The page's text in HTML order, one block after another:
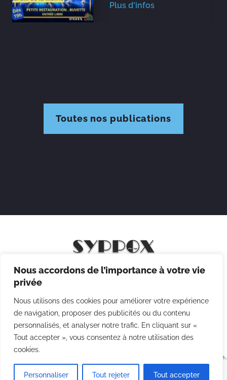
Nous accordons de l’importance à votre vie
privée
Nous utilisons des cookies pour améliorer votre expérience
de navigation, proposer des publicités ou du contenu
personnalisés, et analyser notre trafic. En cliquant sur «
Tout accepter », vous consentez à notre utilisation des
cookies.
Personnaliser Tout rejeter Tout accepter
Plus d'infos
Toutes nos publications
Mentions légales
Politique des cookies
CGV
Agence
Point Com